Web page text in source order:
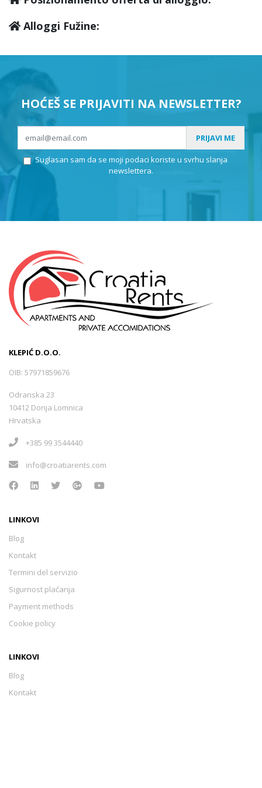
Alloggi Fužine:
HOĆEŠ SE PRIJAVITI NA NEWSLETTER?
PRIJAVI ME
Suglasan sam da se moji podaci koriste u svrhu slanja
newslettera.
KLEPIĆ D.O.O.
OIB: 57971859676
Odranska 23
10412 Donja Lomnica
Hrvatska
+385 99 3544440
info@croatiarents.com
LINKOVI
Blog
Kontakt
Termini del servizio
Sigurnost plaćanja
Payment methods
Cookie policy
LINKOVI
Blog
Kontakt